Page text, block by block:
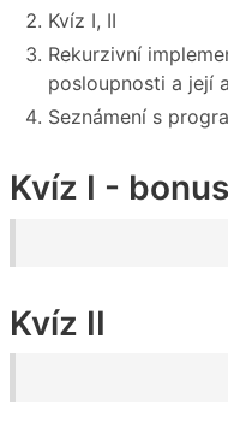
Kvíz I, II
Rekurzivní
posloupnosti a její
Seznámení s
Kvíz I -
Kvíz II